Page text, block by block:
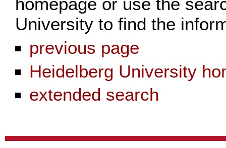
University to find the
previous page
Heidelberg University
extended search